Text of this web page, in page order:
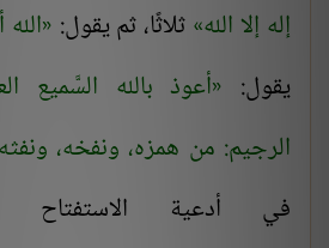
إله إلا الله ثلاثًا، ثم يقول:
يقول:
أعوذ بالله السَّميع
الرجيم: من همزه، ونفخه، ونفثه
في أدعية الاستفتاح